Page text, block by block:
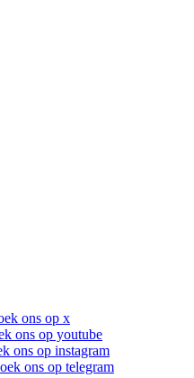
ons op x
ons op youtube
ons op instagram
ons op telegram